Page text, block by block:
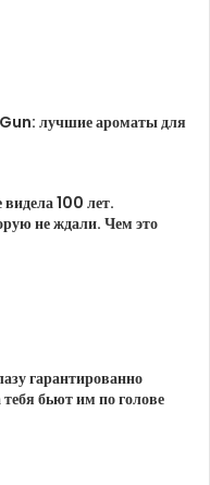
лучшие ароматы для
100 лет.
не ждали. Чем это
гарантированно
бьют им по голове